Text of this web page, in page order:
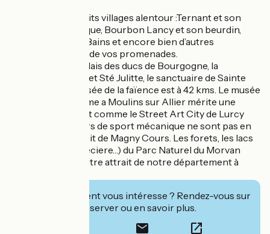
De nombreux petits villages alentour :Ternant et son
magnifique triptyque, Bourbon Lancy et son beurdin,
Saint Honoré les Bains et encore bien d’autres
découvertes au fil de vos promenades.
Nevers, avec le palais des ducs de Bourgogne, la
cathédrale St Cyr et Sté Julitte, le sanctuaire de Sainte
Bernadette, le musée de la faïence est à 42 kms. Le musée
national du costume a Moulins sur Allier mérite une
visite (39kms) tout comme le Street Art City de Lurcy
Lévis. Les amateurs de sport mécanique ne sont pas en
reste avec le circuit de Magny Cours. Les forets, les lacs
(les Settons, Paneciere…) du Parc Naturel du Morvan
sont encore un autre attrait de notre département à
Cet établissement vous intéresse ? Rendez-vous sur
leur site pour réserver ou en savoir plus.